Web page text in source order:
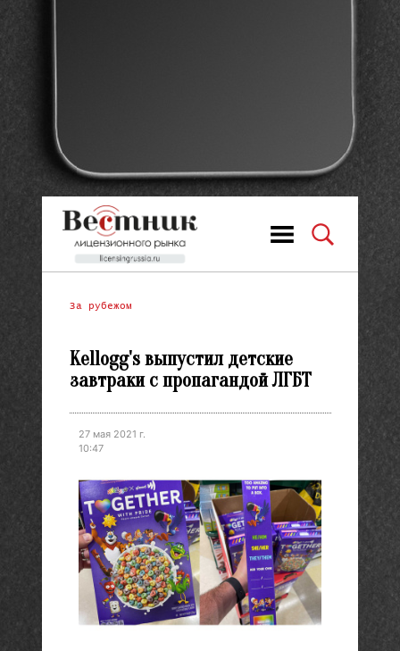
За рубежом
Kellogg's выпустил детские
завтраки с пропагандой ЛГБТ
27 мая 2021 г.
10:47